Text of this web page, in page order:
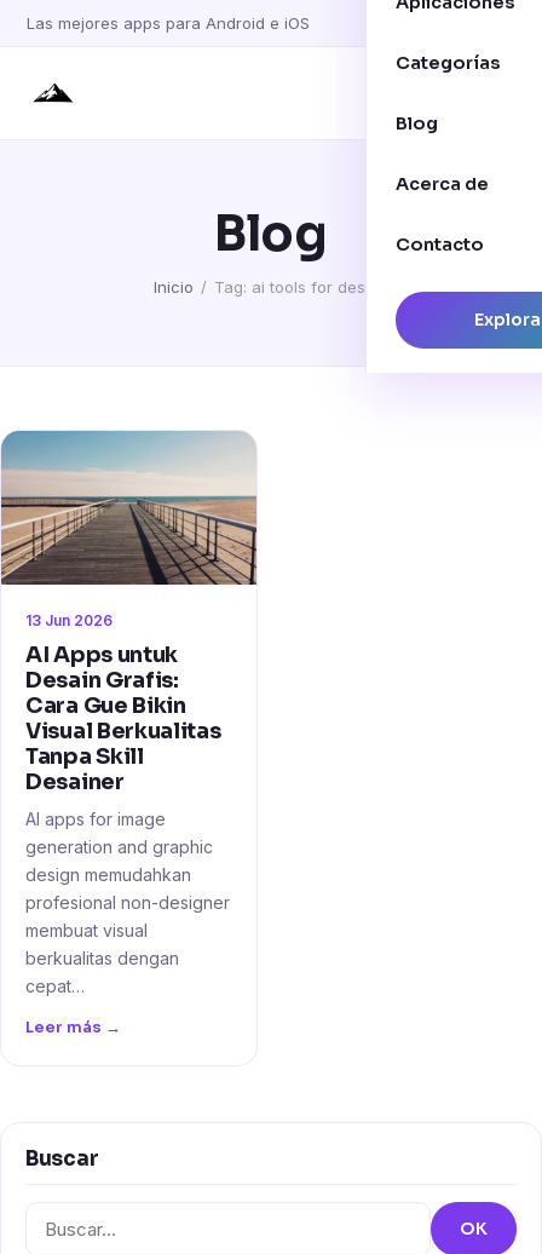
Las mejores apps para Android e iOS
Categorías
Blog
Acerca de
Contacto
Blog
Inicio / Tag: ai tools for design
13 Jun 2026
AI Apps untuk
Desain Grafis:
Cara Gue Bikin
Visual Berkualitas
Tanpa Skill
Desainer
AI apps for image
generation and graphic
design memudahkan
profesional non-designer
membuat visual
berkualitas dengan
cepat…
Leer más →
Buscar
Buscar:
OK